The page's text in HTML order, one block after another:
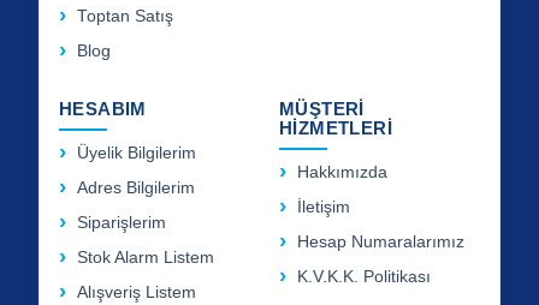
Toptan Satış
Blog
HESABIM
Üyelik Bilgilerim
Adres Bilgilerim
Siparişlerim
Stok Alarm Listem
Alışveriş Listem
MÜŞTERİ
HİZMETLERİ
Hakkımızda
İletişim
Hesap Numaralarımız
K.V.K.K. Politikası